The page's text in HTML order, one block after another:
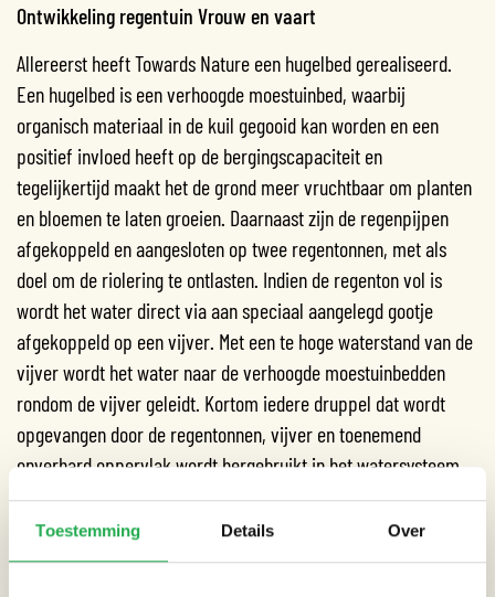
Toestemming Details Over
Ontwikkeling regentuin Vrouw en vaart
Allereerst heeft Towards Nature een hugelbed gerealiseerd.
Een hugelbed is een verhoogde moestuinbed, waarbij
organisch materiaal in de kuil gegooid kan worden en een
positief invloed heeft op de bergingscapaciteit en
tegelijkertijd maakt het de grond meer vruchtbaar om planten
en bloemen te laten groeien. Daarnaast zijn de regenpijpen
afgekoppeld en aangesloten op twee regentonnen, met als
doel om de riolering te ontlasten. Indien de regenton vol is
wordt het water direct via aan speciaal aangelegd gootje
afgekoppeld op een vijver. Met een te hoge waterstand van de
vijver wordt het water naar de verhoogde moestuinbedden
rondom de vijver geleidt. Kortom iedere druppel dat wordt
opgevangen door de regentonnen, vijver en toenemend
onverhard oppervlak wordt hergebruikt in het watersysteem
van de tuin.
Emancipatiecentrum Vrouw en Vaart